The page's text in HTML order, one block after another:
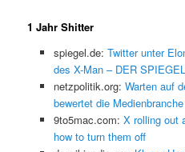
1 Jahr Shitter
spiegel.de: Twitter unter
des X-Man – DER SPIEGEL
netzpolitik.org: Warten auf
bewertet die
9to5mac.com: X rolling out
how to turn them off